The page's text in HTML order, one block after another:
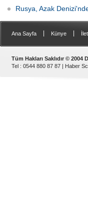
Rusya, Azak
Ana Sayfa Künye
Tüm Hakları Saklıdır © 2004
Tel : 0544 880 87 87 | Haber